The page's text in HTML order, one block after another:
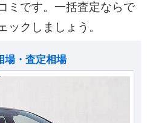
ミです。一括査定ならで
ックしましょう。
場・査定相場